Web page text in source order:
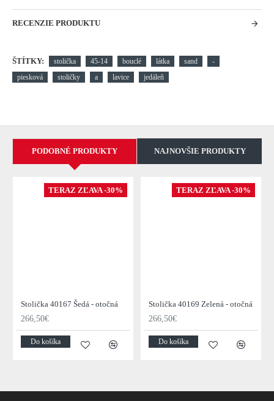
RECENZIE PRODUKTU
ŠTÍTKY: stolička 45-14 bouclé látka sand
-
piesková
stoličky a lavice jedáleň
PODOBNÉ PRODUKTY NAJNOVŠIE PRODUKTY
TERAZ ZĽAVA -30%
Stolička 40167 Šedá - otočná
266,50€
Do košíka
TERAZ ZĽAVA -30%
Stolička 40169 Zelená - otočná
266,50€
Do košíka